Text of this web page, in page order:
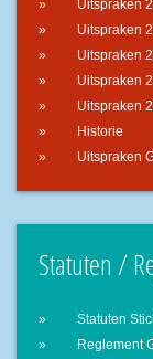
Uitspraken
Uitspraken
Uitspraken
Uitspraken
Uitspraken
Historie
Uitspraken
Statuten /
Statuten
Reglement